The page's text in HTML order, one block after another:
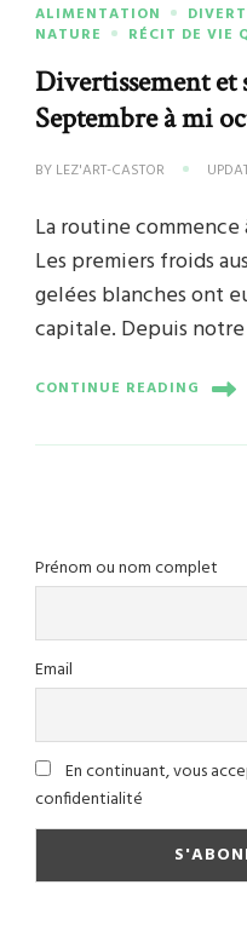
ALIMENTATION
NATURE
RÉCIT DE VIE
Divertissement et
Septembre à mi
BY LEZ'ART-CASTOR
La routine
Les premiers froids
gelées blanches ont
capitale. Depuis
CONTINUE READING
Prénom ou nom complet
Email
En continuant, vous
confidentialité